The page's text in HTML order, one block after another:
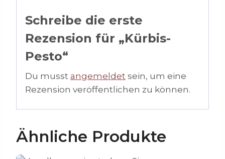
Schreibe die erste
Rezension für „Kürbis-
Pesto“
Du musst angemeldet sein, um eine
Rezension veröffentlichen zu können.
Ähnliche Produkte